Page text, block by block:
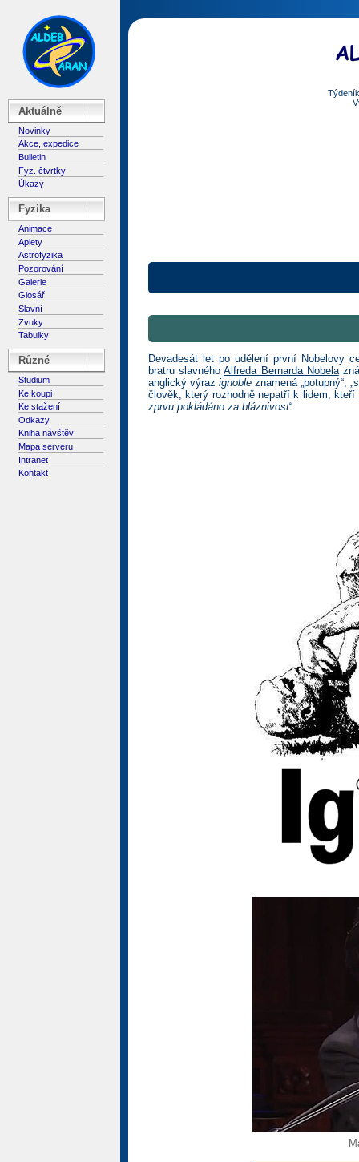
Aktuálně
Novinky
Akce, expedice
Bulletin
Fyz. čtvrtky
Úkazy
Fyzika
Animace
Aplety
Astrofyzika
Pozorování
Galerie
Glosář
Slavní
Zvuky
Tabulky
Různé
Studium
Ke koupi
Ke stažení
Odkazy
Kniha návštěv
Mapa serveru
Intranet
Kontakt
Devadesát let po udělení první Nobelovy
bratru slavnéhoAlfreda Bernarda Nobela
anglický výrazignoble znamená „potupný“,
člověk, který rozhodně nepatří k lidem,
zprvu pokládáno za bláznivost“.